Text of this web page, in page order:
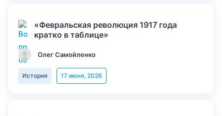
«Февральская революция 1917 года
кратко в таблице»
Олег Самойленко
История 17 июня, 2026